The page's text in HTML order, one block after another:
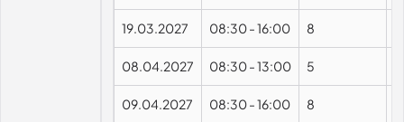
19.03.2027 08:30-16:00 8
08.04.2027 08:30-13:00 5
09.04.2027 08:30-16:00 8